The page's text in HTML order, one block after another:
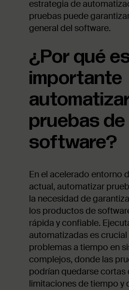
estrategia de
pruebas puede
general del software.
¿Por qué
importante
pruebas de
software?
En el acelerado entorno
actual, automatizar
la necesidad de
los productos de
rápida y confiable.
automatizadas es
problemas a tiempo en
complejos, donde las
podrían quedarse cortas
limitaciones de tiempo y